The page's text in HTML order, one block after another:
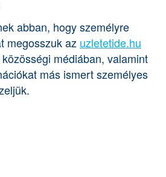
piacon is terjeszkedni.
nézzétek meg Iván
jobban megismerhessétek a
második jelöltjét!
abban, hogy személyre
megosszuk az uzletetide.hu
médiában, valamint
más ismert személyes